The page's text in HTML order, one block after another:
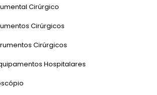
Cirúrgico
Cirúrgicos
Cirúrgicos
Hospitalares